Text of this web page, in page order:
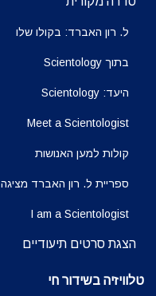
ל. רון האברד: בקולו שלו
בתוך Scientology
היעד: Scientology
Meet a Scientologist
קולות למען האנושות
ספריית ל. רון האברד מציגה
I am a Scientologist
הצגת סרטים תיעודיים
טלוויזיה בשידור חי